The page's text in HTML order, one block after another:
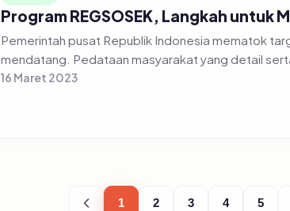
Program REGSOSEK, Langkah untuk
Pemerintah pusat Republik Indonesia mematok
mendatang. Pedataan masyarakat yang detail
16 Maret 2023
1 2 3 4 5